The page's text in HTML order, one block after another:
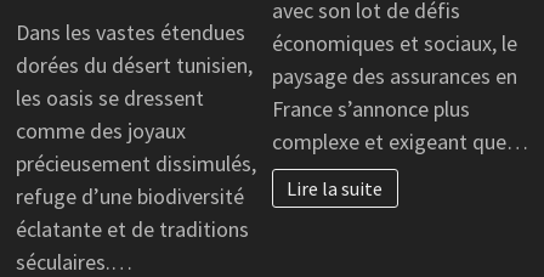
Dans les vastes étendues
dorées du désert tunisien,
les oasis se dressent
comme des joyaux
précieusement dissimulés,
refuge d’une biodiversité
éclatante et de traditions
séculaires.…
avec son lot de défis
économiques et sociaux, le
paysage des assurances en
France s’annonce plus
complexe et exigeant que…
Lire la suite